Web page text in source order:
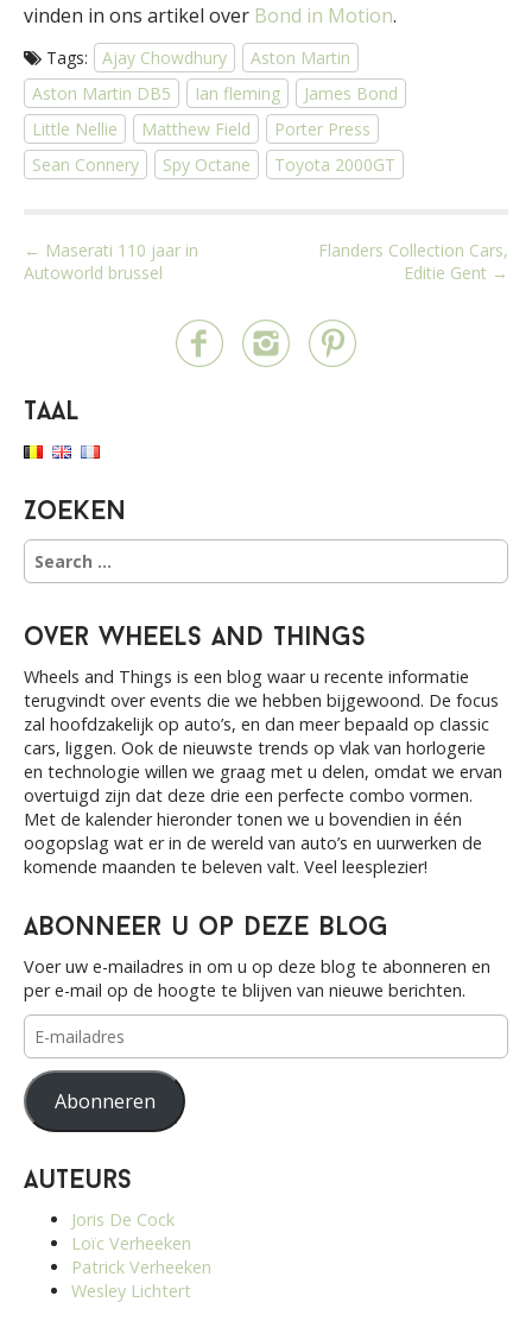
vinden in ons artikel over Bond in Motion.
Tags: Ajay Chowdhury
Aston Martin
Aston Martin DB5
Ian fleming
James Bond
Little Nellie
Matthew Field
Porter Press
Sean Connery
Spy Octane Toyota 2000GT
P
o
a
v
g
t
i
o
n
← Maserati 110 jaar in
Autoworld brussel
Flanders Collection Cars,
Editie Gent →
Taal
Zoeken
S
e
c
h
f
o
r
:
over Wheels and Things
Wheels and Things is een blog waar u recente informatie
terugvindt over events die we hebben bijgewoond. De focus
zal hoofdzakelijk op auto’s, en dan meer bepaald op classic
cars, liggen. Ook de nieuwste trends op vlak van horlogerie
en technologie willen we graag met u delen, omdat we ervan
overtuigd zijn dat deze drie een perfecte combo vormen.
Met de kalender hieronder tonen we u bovendien in één
oogopslag wat er in de wereld van auto’s en uurwerken de
komende maanden te beleven valt. Veel leesplezier!
Abonneer u op deze blog
Voer uw e-mailadres in om u op deze blog te abonneren en
per e-mail op de hoogte te blijven van nieuwe berichten.
E-
mailadres
Abonneren
Auteurs
Joris De Cock
Loïc Verheeken
Patrick Verheeken
Wesley Lichtert